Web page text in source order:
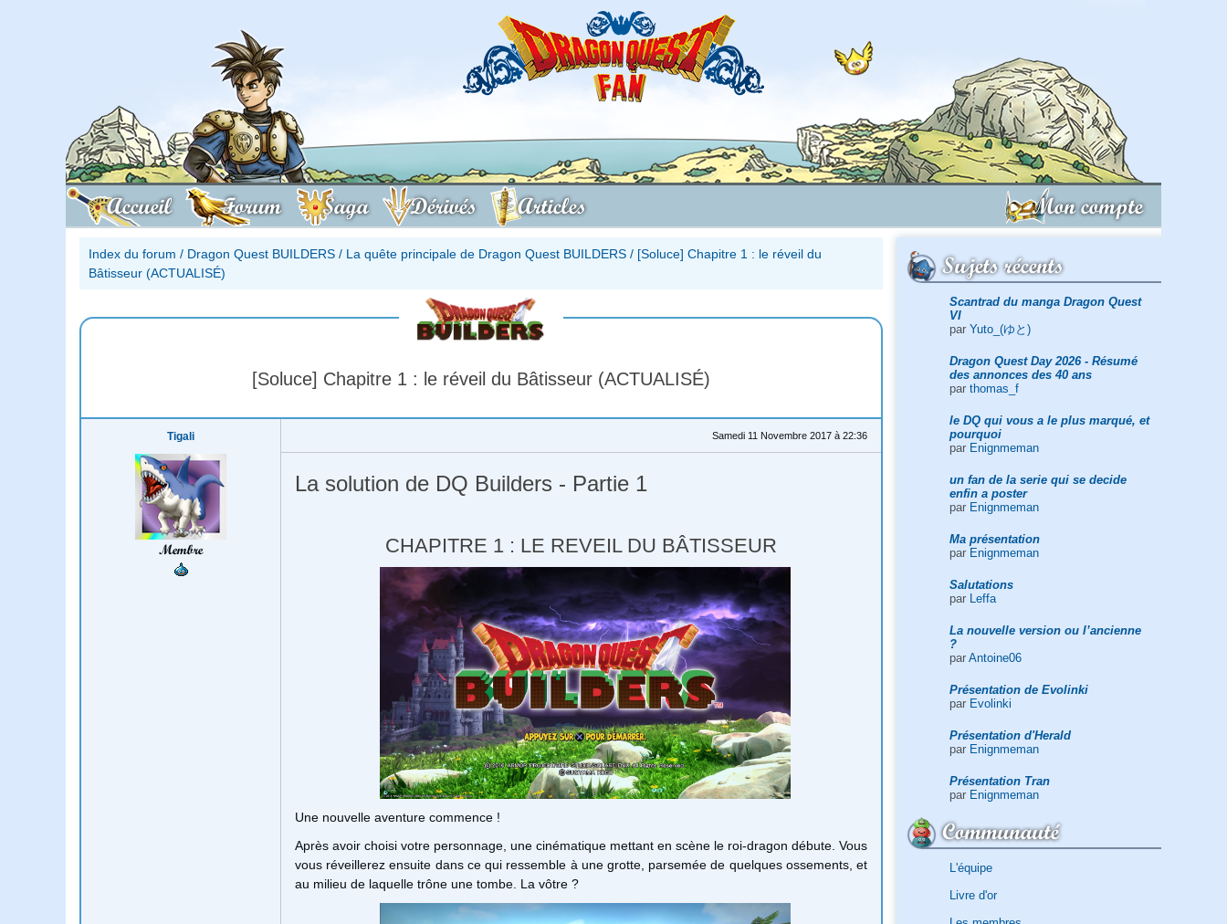
Accueil Forum Saga Dérivés Articles Mon compte
Sujets récents
Scantrad du manga Dragon Quest
VI
par Yuto_(ゆと)
Dragon Quest Day 2026 - Résumé
des annonces des 40 ans
par thomas_f
le DQ qui vous a le plus marqué, et
pourquoi
par Enignmeman
un fan de la serie qui se decide
enfin a poster
par Enignmeman
Ma présentation
par Enignmeman
Salutations
par
Leffa
La nouvelle version ou l’ancienne
?
par Antoine06
Présentation de Evolinki
par Evolinki
Présentation d'Herald
par Enignmeman
Présentation Tran
par Enignmeman
Communauté
L'équipe
Livre d'or
Index du forum / Dragon Quest BUILDERS / La quête principale de Dragon Quest BUILDERS / [Soluce] Chapitre 1 : le réveil du
Bâtisseur (ACTUALISÉ)
[Soluce] Chapitre 1 : le réveil du Bâtisseur (ACTUALISÉ)
Tigali
Membre
Samedi 11 Novembre 2017 à 22:36
La solution de DQ Builders - Partie 1
CHAPITRE 1 : LE REVEIL DU BÂTISSEUR
Une nouvelle aventure commence !
Après avoir choisi votre personnage, une cinématique mettant en scène le roi-dragon débute. Vous
vous réveillerez ensuite dans ce qui ressemble à une grotte, parsemée de quelques ossements, et
au milieu de laquelle trône une tombe. La vôtre ?